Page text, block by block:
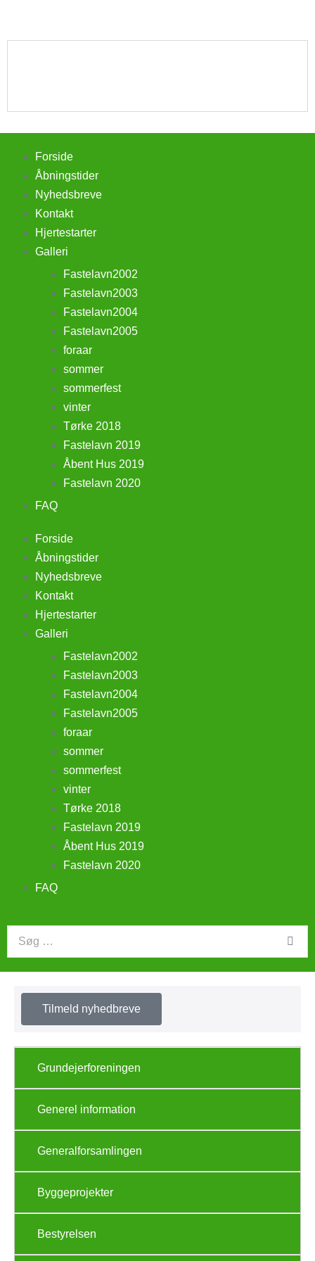
Forside
Åbningstider
Nyhedsbreve
Kontakt
Hjertestarter
Galleri
Fastelavn2002
Fastelavn2003
Fastelavn2004
Fastelavn2005
foraar
sommer
sommerfest
vinter
Tørke 2018
Fastelavn 2019
Åbent Hus 2019
Fastelavn 2020
FAQ
Forside
Åbningstider
Nyhedsbreve
Kontakt
Hjertestarter
Galleri
Fastelavn2002
Fastelavn2003
Fastelavn2004
Fastelavn2005
foraar
sommer
sommerfest
vinter
Tørke 2018
Fastelavn 2019
Åbent Hus 2019
Fastelavn 2020
FAQ
Tilmeld nyhedbreve
Grundejerforeningen
Generel information
Generalforsamlingen
Byggeprojekter
Bestyrelsen